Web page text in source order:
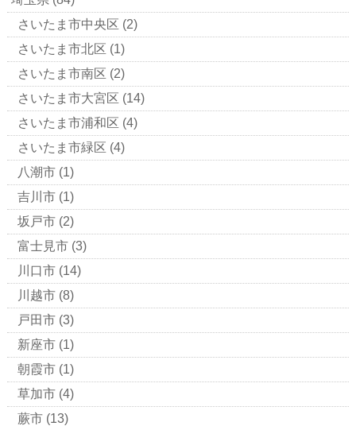
さいたま市中央区 (2)
さいたま市北区 (1)
さいたま市南区 (2)
さいたま市大宮区 (14)
さいたま市浦和区 (4)
さいたま市緑区 (4)
八潮市 (1)
吉川市 (1)
坂戸市 (2)
富士見市 (3)
川口市 (14)
川越市 (8)
戸田市 (3)
新座市 (1)
朝霞市 (1)
草加市 (4)
蕨市 (13)